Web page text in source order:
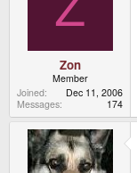
Zon
Member
Joined
Dec 11, 2006
Messages
174